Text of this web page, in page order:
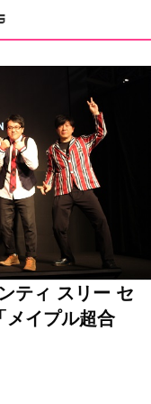
ティ スリー セ
メイプル超合